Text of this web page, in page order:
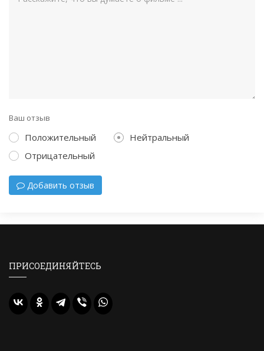
Ваш отзыв
Положительный
Нейтральный
Отрицательный
Добавить отзыв
ПРИСОЕДИНЯЙТЕСЬ